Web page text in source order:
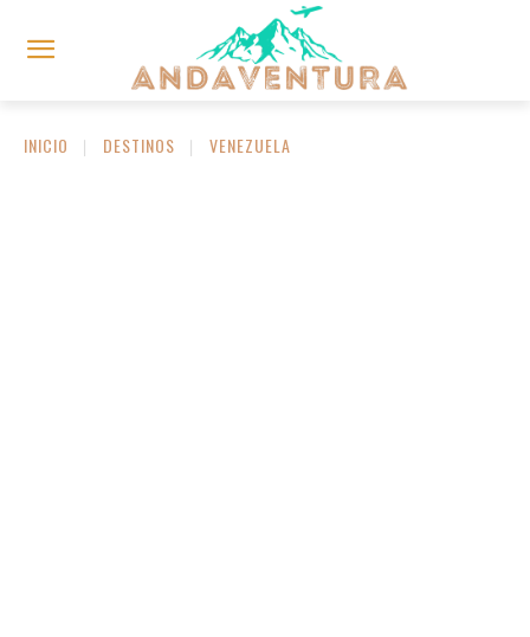
INICIO DESTINOS VENEZUELA